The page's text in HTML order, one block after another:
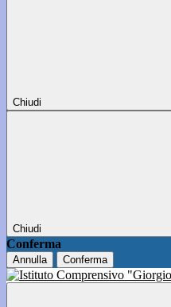
Chiudi
Chiudi
Conferma
Annulla Conferma